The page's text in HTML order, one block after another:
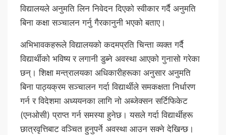
विद्यालयले अनुमति लिन निवेदन दिएको स्वीकार गर्दै अनुमति
बिना कक्षा सञ्चालन गर्नु गैरकानुनी भएको बताए।
अभिभावकहरूले विद्यालयको कदमप्रति चिन्ता व्यक्त गर्दै
विद्यार्थीको भविष्य र लगानी डुब्ने अवस्था आएको गुनासो गरेका
छन्। शिक्षा मन्त्रालयका अधिकारीहरूका अनुसार अनुमति
बिना पाठ्यक्रम सञ्चालन गर्दा विद्यार्थीले समकक्षता निर्धारण
गर्न र विदेशमा अध्ययनका लागि नो अब्जेक्सन सर्टिफिकेट
(एनओसी) प्राप्त गर्न समस्या हुनेछ। यसले गर्दा विद्यार्थीहरू
छात्रवृत्तिबाट वञ्चित हुनुपर्ने अवस्था आउन सक्ने देखिन्छ।